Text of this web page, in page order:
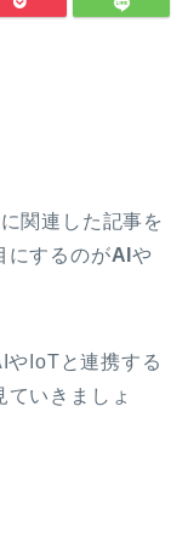
関連した記事を
にするのがAIや
やIoTと連携する
ていきましょ